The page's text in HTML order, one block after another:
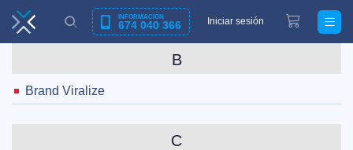
INFORMACIÓN
674 040 366 Iniciar sesión
B
Brand Viralize
C